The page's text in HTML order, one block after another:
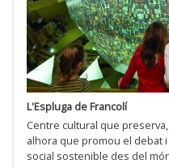
L'Espluga de Francolí
Centre cultural que
alhora que promou el debat
social sostenible des del